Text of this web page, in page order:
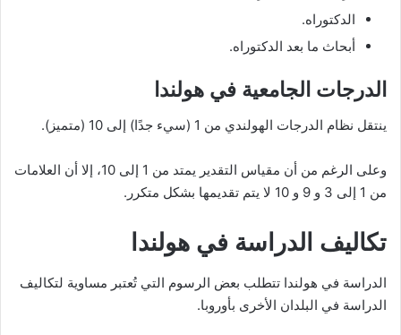
الدكتوراه.
أبحاث ما بعد الدكتوراه.
الدرجات الجامعية في هولندا
ينتقل نظام الدرجات الهولندي من 1 (سيء جدًا) إلى 10 (متميز).
وعلى الرغم من أن مقياس التقدير يمتد من 1 إلى 10، إلا أن العلامات
من 1 إلى 3 و 9 و 10 لا يتم تقديمها بشكل متكرر.
تكاليف الدراسة في هولندا
الدراسة في هولندا تتطلب بعض الرسوم التي تُعتبر مساوية لتكاليف
الدراسة في البلدان الأخرى بأوروبا.